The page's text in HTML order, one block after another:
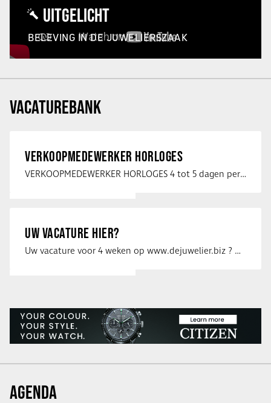
UITGELICHT
BELEVING IN DE JUWELIERSZAAK
VACATUREBANK
VERKOOPMEDEWERKER HORLOGES
VERKOOPMEDEWERKER HORLOGES 4 tot 5 dagen per week Heb jij een passie voor …
UW VACATURE HIER?
Uw vacature voor 4 weken op www.dejuwelier.biz ? Neem dan contact op met …
AGENDA